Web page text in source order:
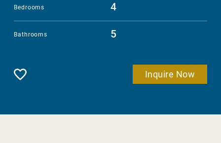
4
Bedrooms
5
Bathrooms
Remember Inquire Now